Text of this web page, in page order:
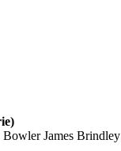
James Brindley